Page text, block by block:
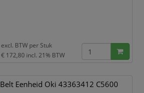
excl. BTW per Stuk
€ 172,80 incl. 21% BTW
Belt Eenheid Oki 43363412 C5600